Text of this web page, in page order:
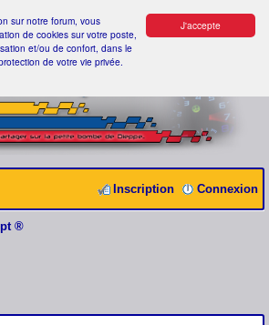
J'accepte
sur notre forum, vous
de cookies sur votre poste,
et/ou de confort, dans le
de votre vie privée.
Connexion
Inscription
®